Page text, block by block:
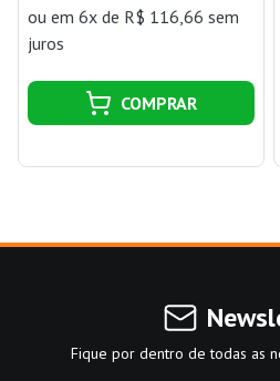
ou em 6x de R$ 116,66 sem
juros
COMPRAR
Fique por dentro de todas as